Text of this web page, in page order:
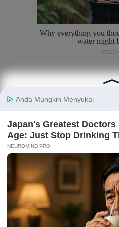
Tentang Katadata Advertising
Kebijakan Privasi
©2026 Katadata. Hak cipta